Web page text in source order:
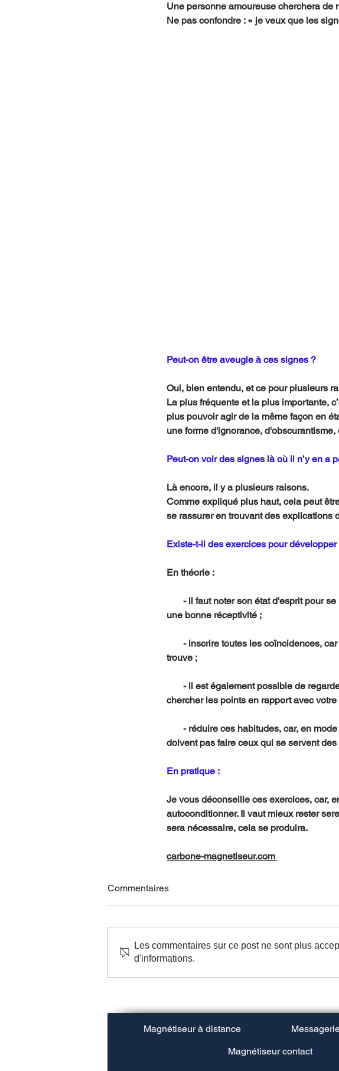
Une personne amoureuse cherchera de
Ne pas confondre : « je veux que les
Peut-on être aveugle à ces signes ?
Oui, bien entendu, et ce pour plusieurs
La plus fréquente et la plus importante,
plus pouvoir agir de la même façon en
une forme d'ignorance,
Peut-on voir des signes là où il n’y en a
Là encore, il y a plusieurs raisons.
Comme expliqué plus haut, cela peut
se rassurer en trouvant des explications
Existe-t-il des exercices pour
En théorie :
une bonne réceptivité ;
trouve ;
chercher les points en rapport avec
doivent pas faire ceux qui se servent
En pratique :
Je vous déconseille ces exercices, car,
autoconditionner. Il vaut mieux rester
sera nécessaire, cela se produira.
carbone-magnetiseur.com
Commentaires
Les commentaires sur ce post ne sont plus
d'informations.
Magnétiseur à distance
Magnétiseur contact